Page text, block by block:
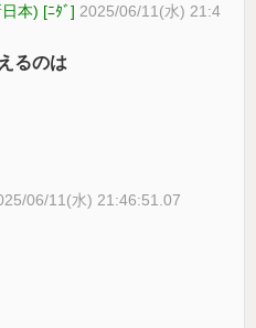
本) [ﾆﾀﾞ] 2025/06/11(水) 21:4
るのは
06/11(水) 21:46:51.07